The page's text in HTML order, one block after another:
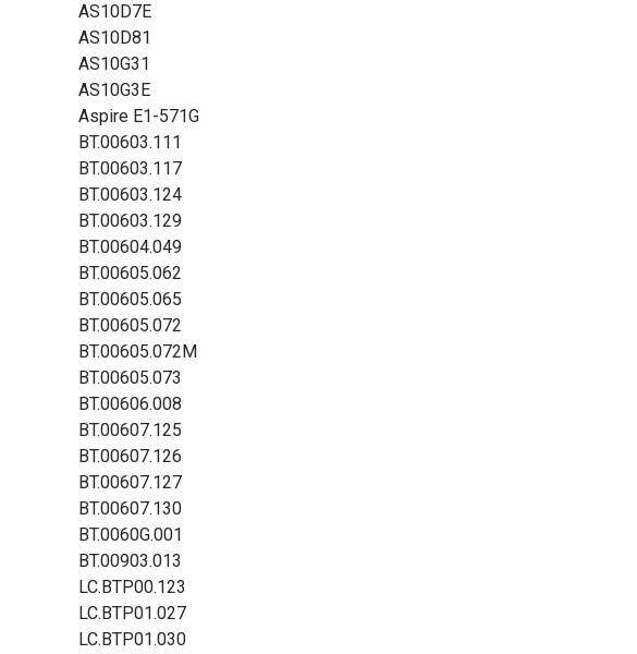
AS10D7E
AS10D81
AS10G31
AS10G3E
Aspire E1-571G
BT.00603.111
BT.00603.117
BT.00603.124
BT.00603.129
BT.00604.049
BT.00605.062
BT.00605.065
BT.00605.072
BT.00605.072M
BT.00605.073
BT.00606.008
BT.00607.125
BT.00607.126
BT.00607.127
BT.00607.130
BT.0060G.001
BT.00903.013
LC.BTP00.123
LC.BTP01.027
LC.BTP01.030